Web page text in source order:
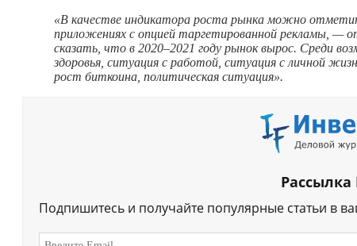
«В качестве индикатора роста рынка можно
приложениях с опцией таргетированной рекламы,
сказать, что в 2020–2021 году рынок вырос. Среди
здоровья, ситуация с работой, ситуация с личной
рост биткоина, политическая ситуация».
Подпишитесь и получайте популярные статьи в